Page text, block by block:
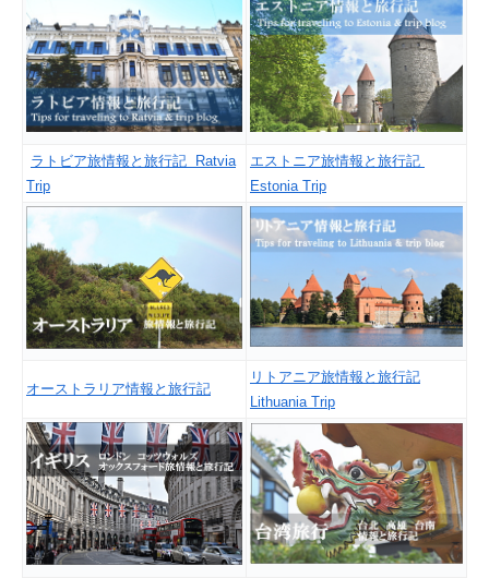
ラトビア旅情報と旅行記 Ratvia
Trip
エストニア旅情報と旅行記
Estonia Trip
オーストラリア情報と旅行記
リトアニア旅情報と旅行記
Lithuania Trip